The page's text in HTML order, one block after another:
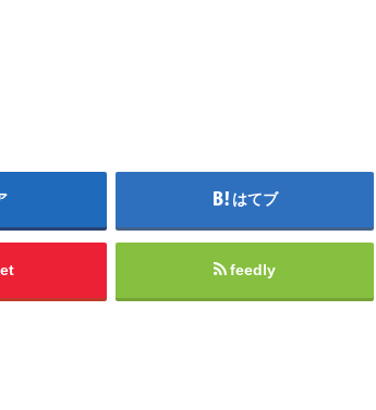
はてブ
feedly